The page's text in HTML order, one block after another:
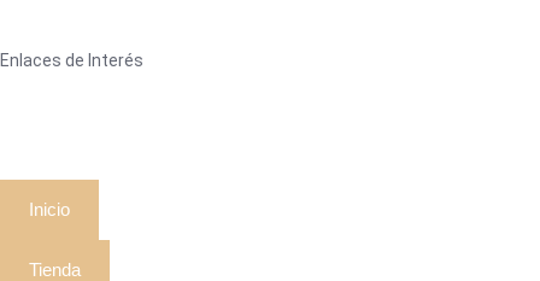
Enlaces de Interés
Inicio
Tienda